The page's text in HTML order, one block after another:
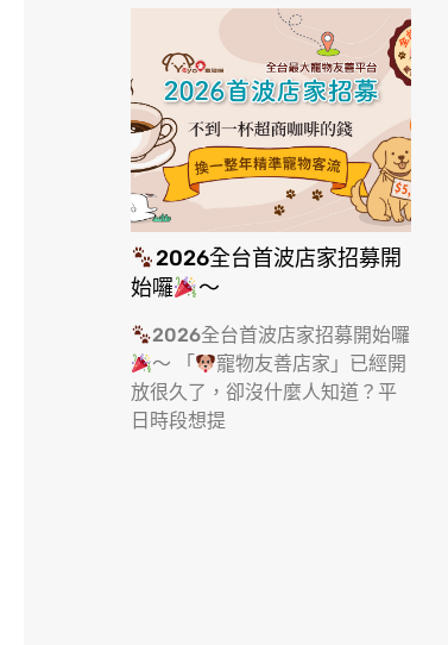
2026全台首波店家招募開
始囉
～
2026全台首波店家招募開始囉
～ 「
寵物友善店家」已經開
放很久了，卻沒什麼人知道？平
日時段想提